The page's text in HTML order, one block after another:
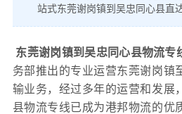
站式东莞谢岗镇到吴忠同心县直
东莞谢岗镇到吴忠同心县物流专
务部推出的专业运营东莞谢岗镇
输业务，经过多年的运营和发展
县物流专线已成为港邦物流的优